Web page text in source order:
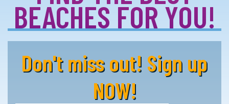
BEACHES FOR YOU!
Don't miss out! Sign up
NOW!